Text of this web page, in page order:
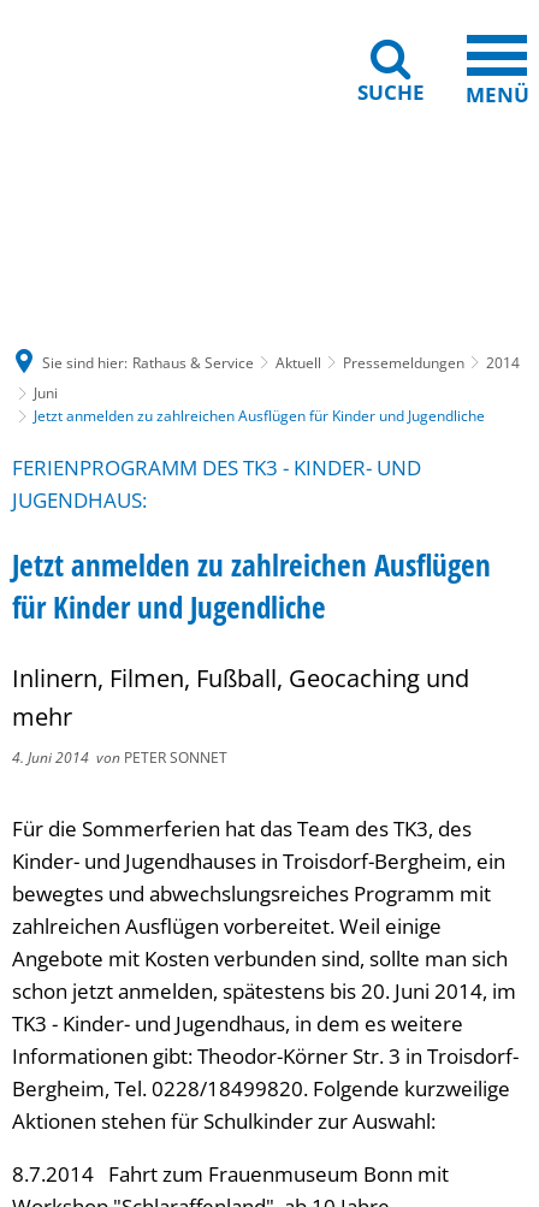
SUCHE MENÜ
Sie sind hier: Rathaus & Service Aktuell Pressemeldungen
2014
Juni
Jetzt anmelden zu zahlreichen Ausflügen für Kinder und Jugendliche
FERIENPROGRAMM DES TK3 - KINDER- UND
JUGENDHAUS:
Jetzt anmelden zu zahlreichen Ausflügen
für Kinder und Jugendliche
Inlinern, Filmen, Fußball, Geocaching und
mehr
4. Juni 2014 von PETER SONNET
Für die Sommerferien hat das Team des TK3, des
Kinder- und Jugendhauses in Troisdorf-Bergheim, ein
bewegtes und abwechslungsreiches Programm mit
zahlreichen Ausflügen vorbereitet. Weil einige
Angebote mit Kosten verbunden sind, sollte man sich
schon jetzt anmelden, spätestens bis 20. Juni 2014, im
TK3 - Kinder- und Jugendhaus, in dem es weitere
Informationen gibt: Theodor-Körner Str. 3 in Troisdorf-
Bergheim, Tel. 0228/18499820. Folgende kurzweilige
Aktionen stehen für Schulkinder zur Auswahl:
8.7.2014 Fahrt zum Frauenmuseum Bonn mit